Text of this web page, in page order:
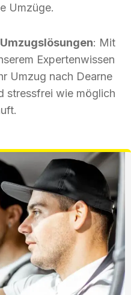
Umzüge.
: Mit
Expertenwissen
Umzug nach Dearne
stressfrei wie möglich